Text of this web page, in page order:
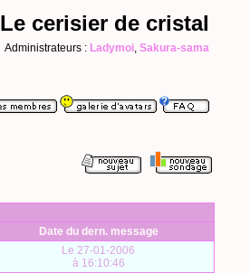
Le cerisier de cristal
Administrateurs : Ladymoi, Sakura-sama
Date du dern. message
Le 27-01-2006
à 16:10:46